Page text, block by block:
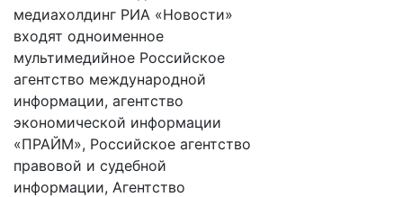
медиахолдинг РИА «Новости»
входят одноименное
мультимедийное Российское
агентство международной
информации, агентство
экономической информации
«ПРАЙМ», Российское агентство
правовой и судебной
информации, Агентство